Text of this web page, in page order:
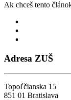
Ak chceš tento
Adresa ZUŠ
Topoľčianska 15
851 01 Bratislava